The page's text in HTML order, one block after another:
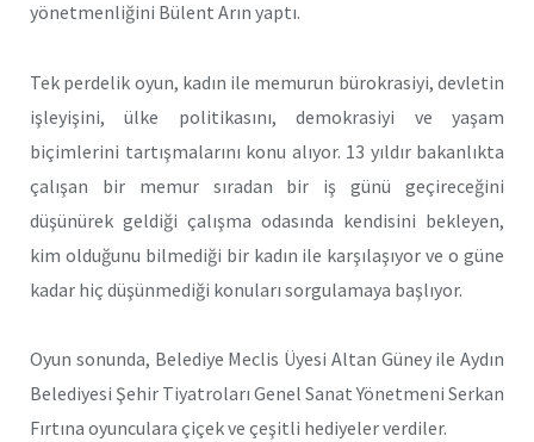
yönetmenliğini Bülent Arın yaptı.
Tek perdelik oyun, kadın ile memurun bürokrasiyi, devletin
işleyişini, ülke politikasını, demokrasiyi ve yaşam
biçimlerini tartışmalarını konu alıyor. 13 yıldır bakanlıkta
çalışan bir memur sıradan bir iş günü geçireceğini
düşünürek geldiği çalışma odasında kendisini bekleyen,
kim olduğunu bilmediği bir kadın ile karşılaşıyor ve o güne
kadar hiç düşünmediği konuları sorgulamaya başlıyor.
Oyun sonunda, Belediye Meclis Üyesi Altan Güney ile Aydın
Belediyesi Şehir Tiyatroları Genel Sanat Yönetmeni Serkan
Fırtına oyunculara çiçek ve çeşitli hediyeler verdiler.